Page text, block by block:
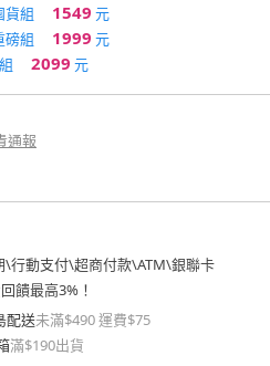
貨組
1549 元
磅組
1999 元
2099 元
通報
\行動支付\超商付款\ATM\銀聯卡
饋最高3%！
配送未滿$490 運費$75
滿$190出貨